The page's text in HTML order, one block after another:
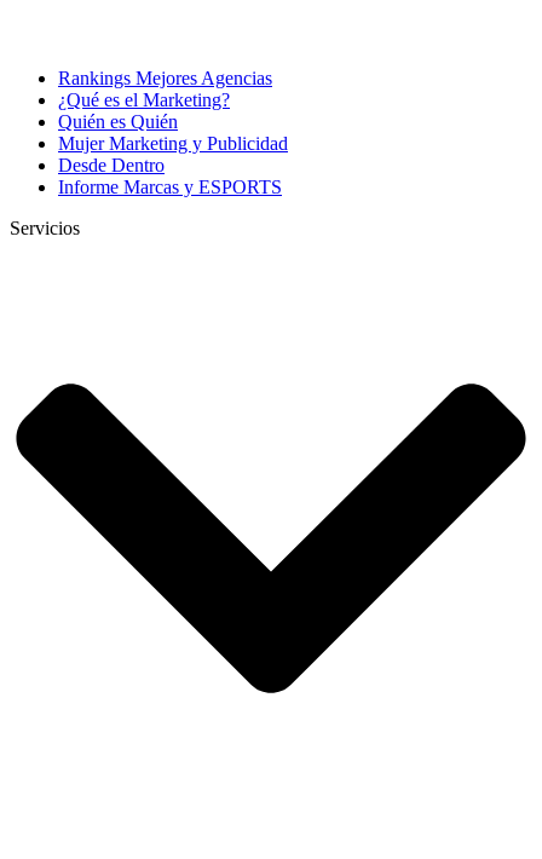
Rankings Mejores Agencias
¿Qué es el Marketing?
Quién es Quién
Mujer Marketing y Publicidad
Desde Dentro
Informe Marcas y ESPORTS
Servicios